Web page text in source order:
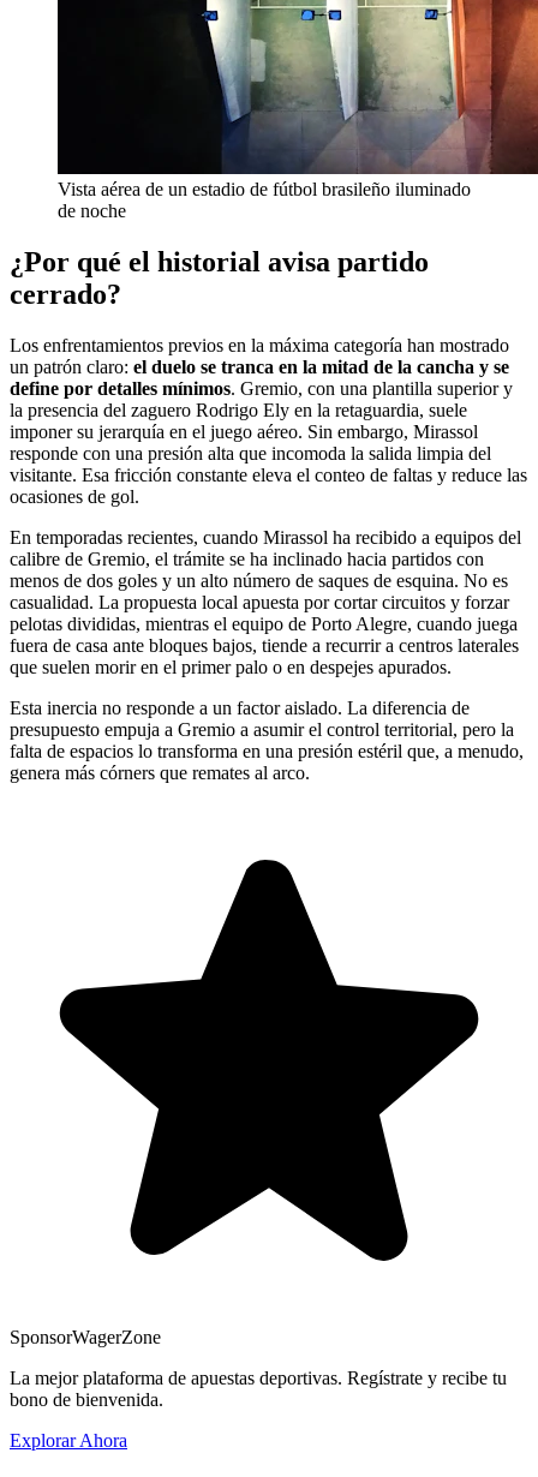
Vista aérea de un estadio de fútbol brasileño iluminado
de noche
¿Por qué el historial avisa partido
cerrado?
Los enfrentamientos previos en la máxima categoría han mostrado
un patrón claro: el duelo se tranca en la mitad de la cancha y se
define por detalles mínimos. Gremio, con una plantilla superior y
la presencia del zaguero Rodrigo Ely en la retaguardia, suele
imponer su jerarquía en el juego aéreo. Sin embargo, Mirassol
responde con una presión alta que incomoda la salida limpia del
visitante. Esa fricción constante eleva el conteo de faltas y reduce las
ocasiones de gol.
En temporadas recientes, cuando Mirassol ha recibido a equipos del
calibre de Gremio, el trámite se ha inclinado hacia partidos con
menos de dos goles y un alto número de saques de esquina. No es
casualidad. La propuesta local apuesta por cortar circuitos y forzar
pelotas divididas, mientras el equipo de Porto Alegre, cuando juega
fuera de casa ante bloques bajos, tiende a recurrir a centros laterales
que suelen morir en el primer palo o en despejes apurados.
Esta inercia no responde a un factor aislado. La diferencia de
presupuesto empuja a Gremio a asumir el control territorial, pero la
falta de espacios lo transforma en una presión estéril que, a menudo,
genera más córners que remates al arco.
SponsorWagerZone
La mejor plataforma de apuestas deportivas. Regístrate y recibe tu
bono de bienvenida.
Explorar Ahora